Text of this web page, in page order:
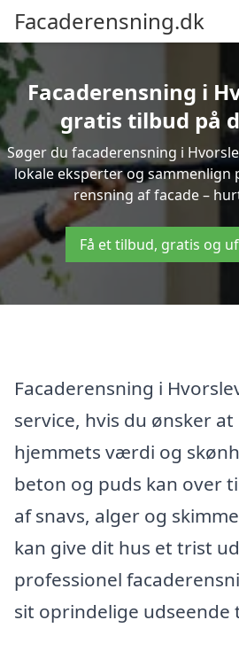
Facaderensning.dk
Facaderensning i
gratis tilbud på
Søger du facaderensning i
lokale eksperter og sammenlign
rensning af facade –
Få et tilbud, gratis og
Facaderensning i
service, hvis du ønsker
hjemmets værdi og
beton og puds kan over
af snavs, alger og
kan give dit hus et trist
professionel
sit oprindelige udseende